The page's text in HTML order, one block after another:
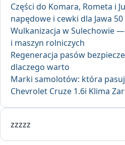
Części do Komara, Rometa i
napędowe i cewki dla Jawa 50
Wulkanizacja w Sulechowie
i maszyn rolniczych
Regeneracja pasów
dlaczego warto
Marki samolotów: która
Chevrolet Cruze 1.6i Klima
zzzzz